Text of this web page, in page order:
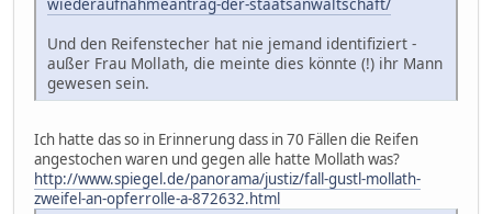
Und den Reifenstecher hat nie jemand identifiziert -
außer Frau Mollath, die meinte dies könnte (!) ihr Mann
gewesen sein.
Ich hatte das so in Erinnerung dass in 70 Fällen die Reifen
angestochen waren und gegen alle hatte Mollath was?
http://www.spiegel.de/panorama/justiz/fall-gustl-mollath-
zweifel-an-opferrolle-a-872632.html